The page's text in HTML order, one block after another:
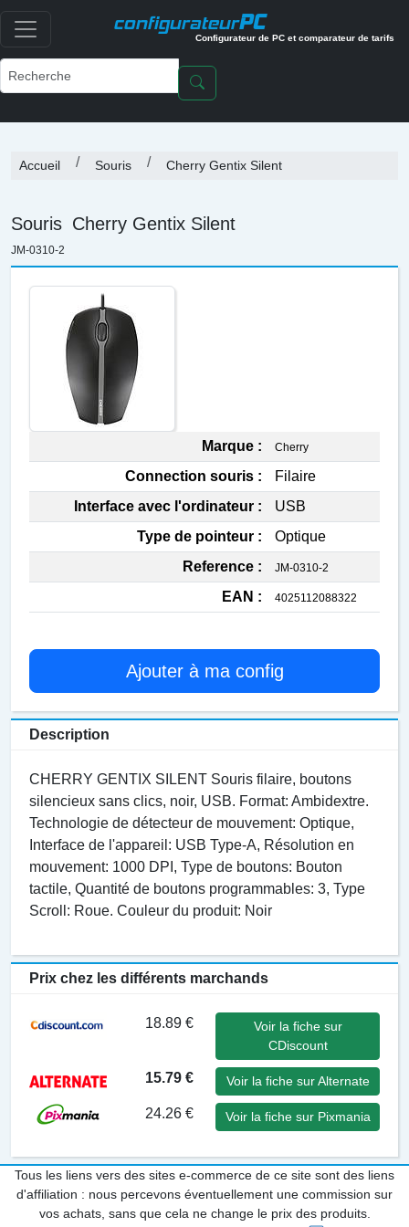
configurateurPC
Configurateur de PC et comparateur de tarifs
Accueil Souris Cherry Gentix Silent
Souris Cherry Gentix Silent
JM-0310-2
Marque : Cherry
Connection souris :
Filaire
Interface avec l'ordinateur :
USB
Type de pointeur :
Optique
Reference :
JM-0310-2
EAN : 4025112088322
Ajouter à ma config
Description
CHERRY GENTIX SILENT Souris filaire, boutons
silencieux sans clics, noir, USB. Format: Ambidextre.
Technologie de détecteur de mouvement: Optique,
Interface de l'appareil: USB Type-A, Résolution en
mouvement: 1000 DPI, Type de boutons: Bouton
tactile, Quantité de boutons programmables: 3, Type
Scroll: Roue. Couleur du produit: Noir
Prix chez les différents marchands
18.89 €
Voir la fiche sur
CDiscount
15.79 € Voir la fiche sur Alternate
24.26 € Voir la fiche sur Pixmania
Tous les liens vers des sites e-commerce de ce site sont des liens
d'affiliation : nous percevons éventuellement une commission sur
vos achats, sans que cela ne change le prix des produits.